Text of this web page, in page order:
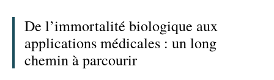
De l’immortalité biologique aux
applications médicales : un long
chemin à parcourir